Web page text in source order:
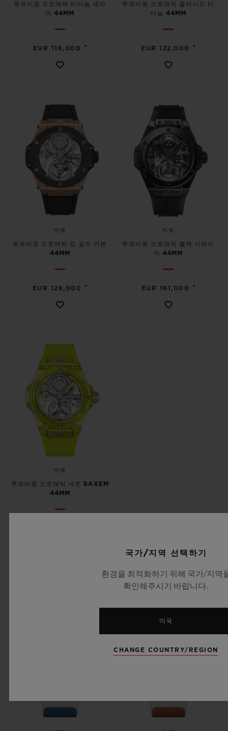
투르비옹 오토매틱 티타늄 세라
믹 44MM
EUR 116,000 •
투르비옹 오토매틱 폴리시드 티
타늄 44MM
EUR 122,000 •
빅뱅
투르비옹 오토매틱 킹 골드 카본
44MM
EUR 128,000 •
빅뱅
투르비옹 오토매틱 블랙 사파이
어 44MM
EUR 161,000 •
빅뱅
투르비용 오토매틱 네온 SAXEM
44MM
파트너십
NEW
국가/지역 선택하기
환경을 최적화하기 위해 국가/지역
확인해주시기 바랍니다.
미국
CHANGE COUNTRY/REGION